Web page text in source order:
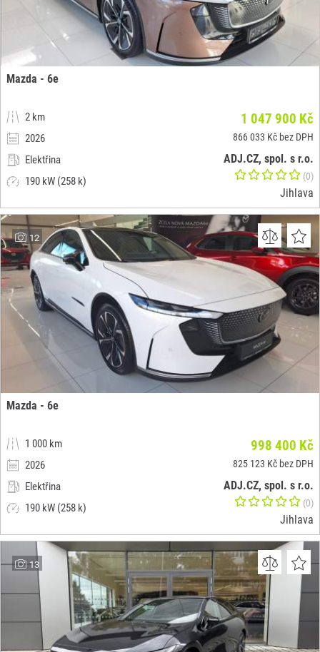
Mazda - 6e
2 km
2026
Elektřina
190 kW (258 k)
1 047 900 Kč
866 033 Kč bez DPH
ADJ.CZ, spol. s r.o.
(0)
Jihlava
12
Mazda - 6e
1 000 km
2026
Elektřina
190 kW (258 k)
998 400 Kč
825 123 Kč bez DPH
ADJ.CZ, spol. s r.o.
(0)
Jihlava
13